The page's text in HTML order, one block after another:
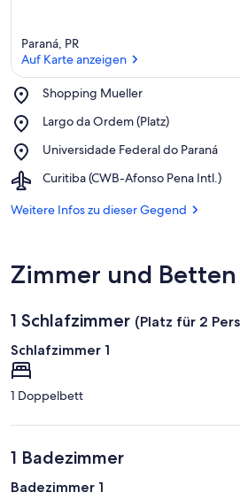
Paraná, PR
Auf Karte anzeigen
Shopping Mueller
Place,
Mueller
Largo da Ordem (Platz)
Place,
da
(Platz)
Universidade Federal do Paraná
Place,
Federal
Paraná
Curitiba (CWB-Afonso Pena Intl.)
Airport,
(CWB-
Weitere Infos zu dieser Gegend
Zimmer und Betten
1 Schlafzimmer (Platz für 2
Schlafzimmer 1
1 Doppelbett
1 Badezimmer
Badezimmer 1